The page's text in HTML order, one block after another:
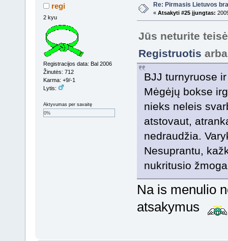
regi
2 kyu
Registracijos data: Bal 2006
Žinutės: 712
Karma: +9/-1
Lytis:
Aktyvumas per savaitę
0%
Re: Pirmasis Lietuvos
« Atsakyti #25 įjungtas:
Jūs neturite
Registruotis
BJJ turnyruose
Mėgėjų bokse
nieks neleis
atstovaut,
nedraudžia.
Nesuprantu,
nukritusio
Na is menulio
atsakymus